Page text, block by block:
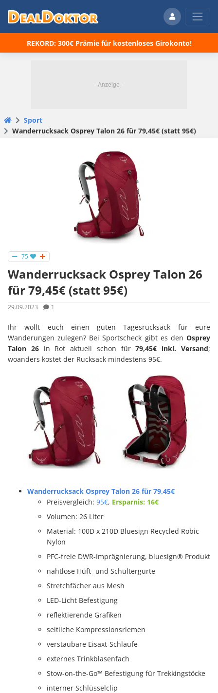
REKORD: 300€ Prämie für kostenloses Girokonto!
Sport
Wanderrucksack Osprey Talon 26 für 79,45€ (statt 95€)
75
Wanderrucksack Osprey Talon 26
für 79,45€ (statt 95€)
29.09.2023 1
Ihr wollt euch einen guten Tagesrucksack für eure
Wanderungen zulegen? Bei Sportscheck gibt es den Osprey
Talon 26in Rot aktuell schon für79,45€ inkl. Versand;
woanders kostet der Rucksack mindestens 95€.
Wanderrucksack Osprey Talon 26 für 79,45€
Preisvergleich: 95€, Ersparnis: 16€
Volumen: 26 Liter
Material: 100D x 210D Bluesign Recycled Robic
Nylon
PFC-freie DWR-Imprägnierung, bluesign® Produkt
nahtlose Hüft- und Schultergurte
Stretchfächer aus Mesh
LED-Licht Befestigung
reflektierende Grafiken
seitliche Kompressionsriemen
verstaubare Eisaxt-Schlaufe
externes Trinkblasenfach
Stow-on-the-Go™ Befestigung für Trekkingstöcke
interner Schlüsselclip